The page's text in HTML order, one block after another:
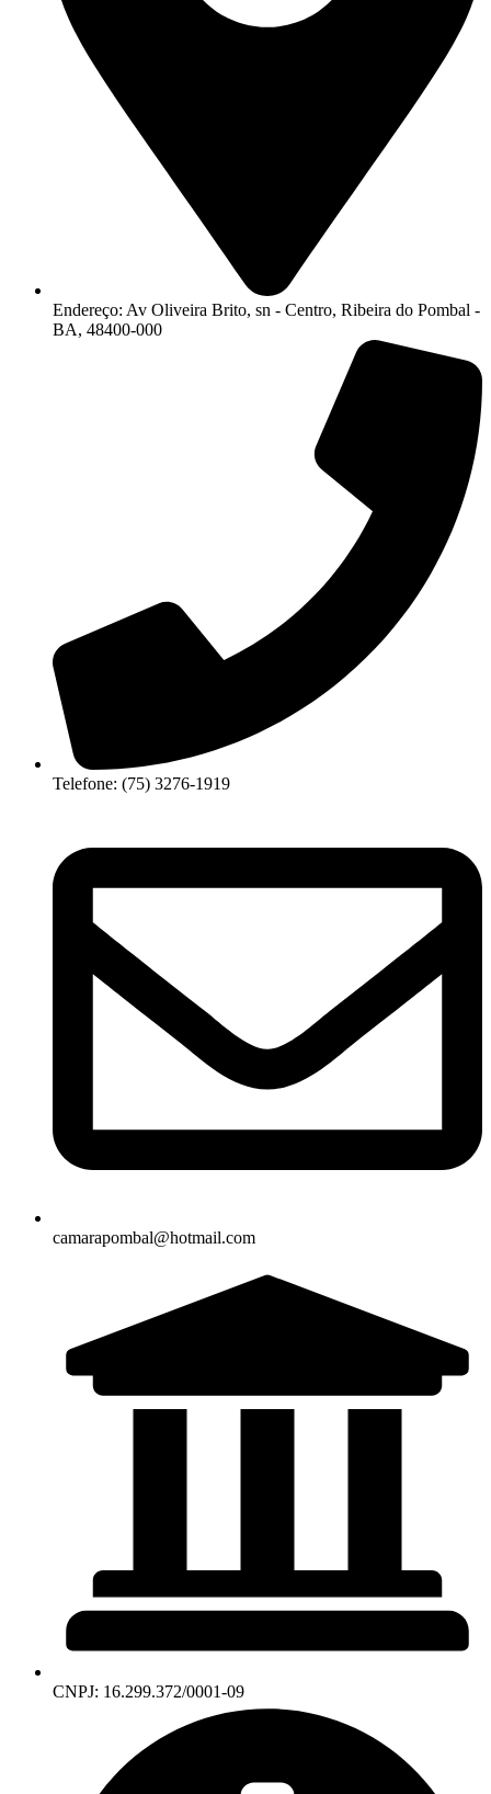
Endereço: Av Oliveira Brito, sn - Centro, Ribeira do Pombal -
BA, 48400-000
Telefone: (75) 3276-1919
camarapombal@hotmail.com
CNPJ: 16.299.372/0001-09